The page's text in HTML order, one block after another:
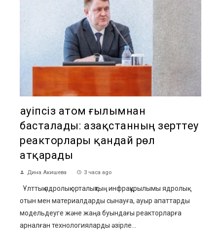
Қауіпсіз атом ғылымнан
басталады: Қазақстанның зерттеу
реакторлары қандай рөл
атқарады
Дина Акишева 3 часа ago
Ұлттық ядролық орталықтың инфрақұрылымы ядролық
отын мен материалдарды сынауға, ауыр апаттарды
модельдеуге және жаңа буындағы реакторларға
арналған технологияларды әзірле...